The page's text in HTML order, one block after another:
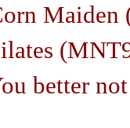
Maiden
better